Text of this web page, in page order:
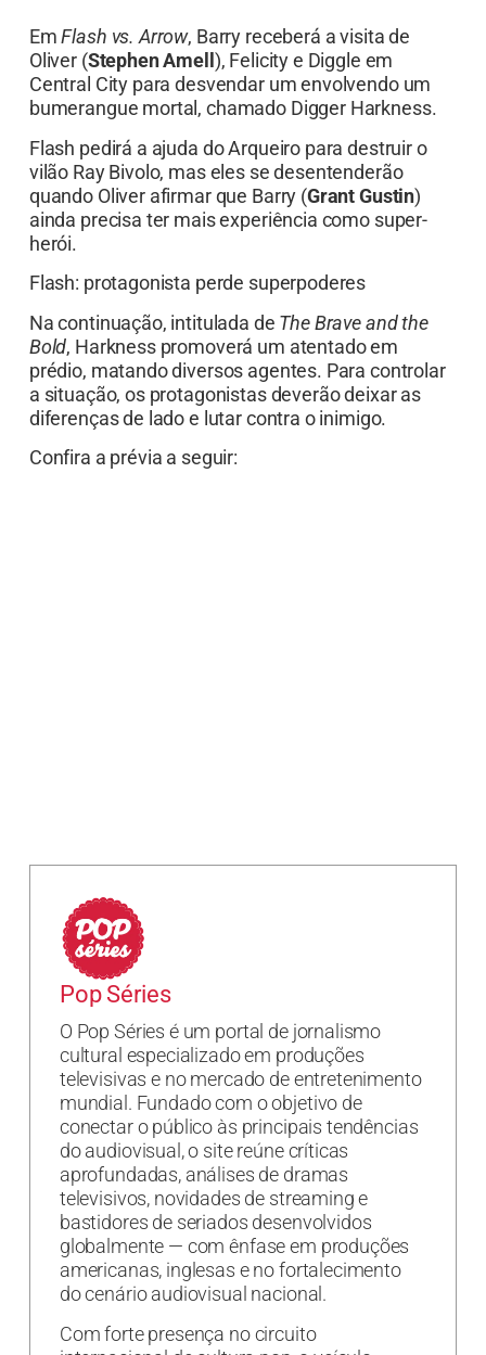
EmFlash vs. Arrow, Barry receberá a visita de
Oliver (Stephen Amell ), Felicity e Diggle em
Central City para desvendar um envolvendo um
bumerangue mortal, chamado Digger Harkness.
Flash pedirá a ajuda do Arqueiro para destruir o
vilão Ray Bivolo, mas eles se desentenderão
quando Oliver afirmar que Barry (Grant Gustin)
ainda precisa ter mais experiência como super-
herói.
Flash: protagonista perde superpoderes
Na continuação, intitulada de The Brave and the
Bold, Harkness promoverá um atentado em
prédio, matando diversos agentes. Para controlar
a situação, os protagonistas deverão deixar as
diferenças de lado e lutar contra o inimigo.
Confira a prévia a seguir:
Pop Séries
O Pop Séries é um portal de jornalismo
cultural especializado em produções
televisivas e no mercado de entretenimento
mundial. Fundado com o objetivo de
conectar o público às principais tendências
do audiovisual, o site reúne críticas
aprofundadas, análises de dramas
televisivos, novidades de streaming e
bastidores de seriados desenvolvidos
globalmente — com ênfase em produções
americanas, inglesas e no fortalecimento
do cenário audiovisual nacional.
Com forte presença no circuito